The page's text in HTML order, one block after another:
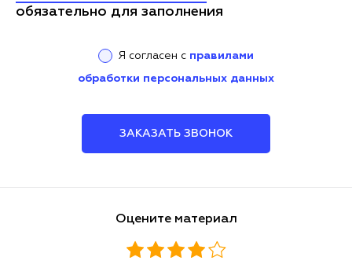
обязательно для заполнения
Я согласен с правилами
обработки персональных данных
ЗАКАЗАТЬ ЗВОНОК
Оцените материал